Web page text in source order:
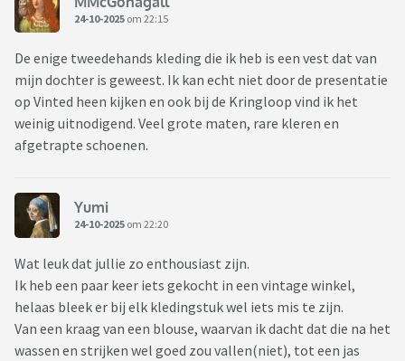
24-10-2025 om 22:15
De enige tweedehands kleding die ik heb is een vest dat van
mijn dochter is geweest. Ik kan echt niet door de presentatie
op Vinted heen kijken en ook bij de Kringloop vind ik het
weinig uitnodigend. Veel grote maten, rare kleren en
afgetrapte schoenen.
Yumi
24-10-2025 om 22:20
Wat leuk dat jullie zo enthousiast zijn.
Ik heb een paar keer iets gekocht in een vintage winkel,
helaas bleek er bij elk kledingstuk wel iets mis te zijn.
Van een kraag van een blouse, waarvan ik dacht dat die na het
wassen en strijken wel goed zou vallen(niet), tot een jas